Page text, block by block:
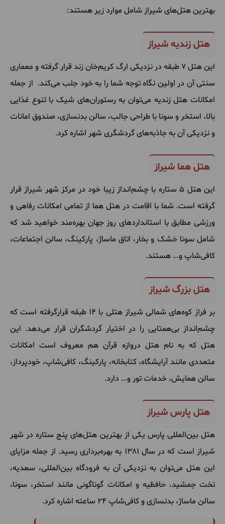
بهترین هتل‌های شیراز شامل موارد زیر هستند:
هتل زندیه شیراز
این هتل ۷ طبقه در نزدیکی ارگ کریم‌خان زند قرار گرفته و معماری
سنتی آن در اولین نگاه توجه شما را به خود جلب می‌کند. از جمله
امکانات هتل زندیه می‌توان به رستوران‌های شیک با تنوع غذایی
بالا، استخر و سونا با طراحی جالب، سالن بدنسازی، صندوق امانات
و نزدیکی آن به جاذبه‌های گردشگری شهر اشاره کرد.
هتل هما شیراز
این هتل ۵ ستاره با چشم‌انداز زیبا خود در مرکز شهر شیراز قرار
گرفته است. شما با اقامت در هتل هما از تمامی امکانات رفاهی و
ورزشی مطابق با استانداردهای روز جهان بهره‌مند خواهید شد که
شامل سونا خشک و بخار، اتاق ماساژ، پارکینگ، سالن اجتماعات،
کافی‌شاپ و... هستند.
هتل بزرگ شیراز
بر فراز کوه‌های شمالی شیراز هتلی با ۱۴ طبقه قرارگرفته است که
چشم‌انداز بی‌همتایی را در اختیار گردشگران قرار می‌دهد. این
هتل که به نام هتل دروازه قرآن هم معروف است امکانات
متعددی مانند آرایشگاه، کتابخانه، پارکینگ، کافی‌شاپ، خودپرداز،
سالن همایش، خدمات تور و... دارد.
هتل پارس شیراز
هتل بین‌المللی پارس یکی از بهترین هتل‌های پنج ستاره در شهر
شیراز است که در سال ۱۳۸۱ به بهره‌برداری رسید. از جمله مزایای
این هتل می‌توان به نزدیکی آن به فرودگاه بین‌المللی، سعدیه،
تخت جمشید، حافظیه و امکانات گوناگونی مانند استخر، سونا،
سالن ماساژ، بدنسازی و کافی‌شاپ ۲۴ ساعته اشاره کرد.